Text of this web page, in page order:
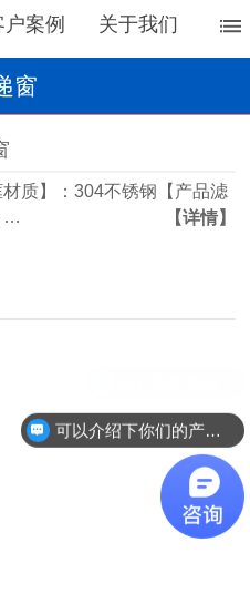
户案例 关于我们
窗
材质】：304不锈钢【产品滤
…
【详情】
可以介绍下你们的产品么？